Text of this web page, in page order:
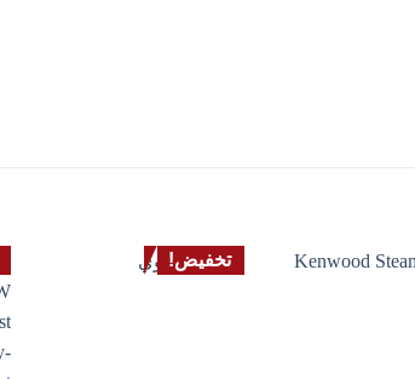
تخفيض!